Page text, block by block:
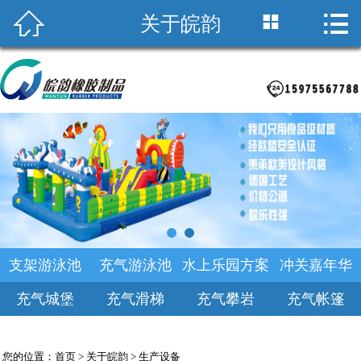
首页
积木海洋池
支架游泳池
产品中心
乐园规划
新闻中心
诚聘英才
 关于皖韵  
支架游泳池 充气游泳池 水上乐园方案 冲关嘉年华
充气城堡 充气滑梯 充气攀岩 充气帐篷
您的位置： 首页 > 关于皖韵 > 生产设备